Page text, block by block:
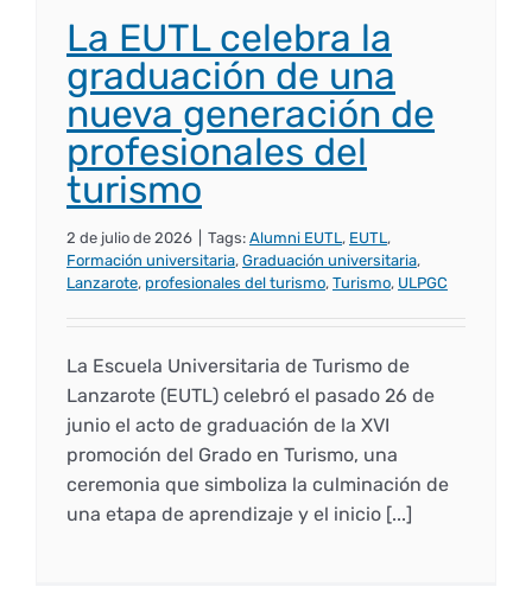
La EUTL celebra la
graduación de una
nueva generación de
profesionales del
turismo
2 de julio de 2026 Tags: Alumni EUTL, EUTL,
Formación universitaria, Graduación universitaria,
Lanzarote, profesionales del turismo, Turismo, ULPGC
La Escuela Universitaria de Turismo de
Lanzarote (EUTL) celebró el pasado 26 de
junio el acto de graduación de la XVI
promoción del Grado en Turismo, una
ceremonia que simboliza la culminación de
una etapa de aprendizaje y el inicio [...]